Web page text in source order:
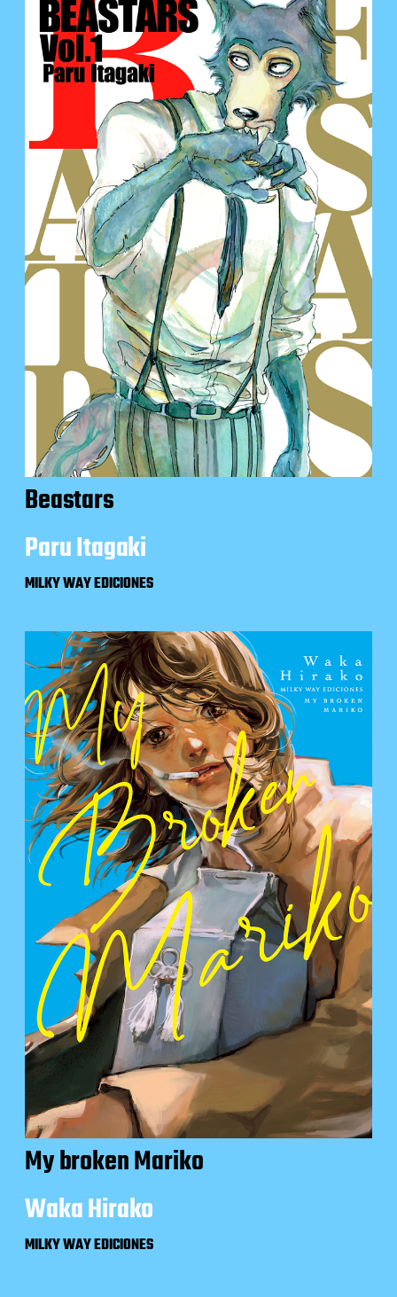
Beastars
Paru Itagaki
MILKY WAY EDICIONES
My broken Mariko
Waka Hirako
MILKY WAY EDICIONES